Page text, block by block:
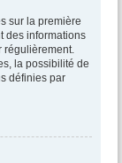
sur la première
des informations
régulièrement.
la possibilité de
définies par